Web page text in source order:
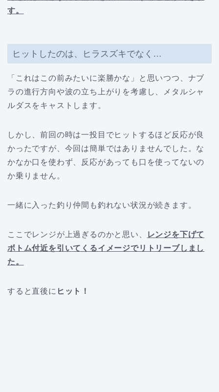
す。
ヒットしたのは、ヒラスズキでなく…
「これはこの前みたいに楽勝かな」と思いつつ、ナブ
ラの進行方向や波の立ち上がりを考慮し、メタルシャ
ルダスをキャストします。
しかし、前回の時は一投目でヒットするほど反応が良
かったですが、今回は簡単ではありませんでした。な
かなか口を使わず、反応があっても口を使ってないの
か乗りません。
一緒に入った釣り仲間も釣れない状況が続きます。
ここでレンジが上過ぎるのかと思い、
レンジを下げて
ボトム付近を引いてくるイメージでリトリーブしまし
た。
すると直後に ヒット！